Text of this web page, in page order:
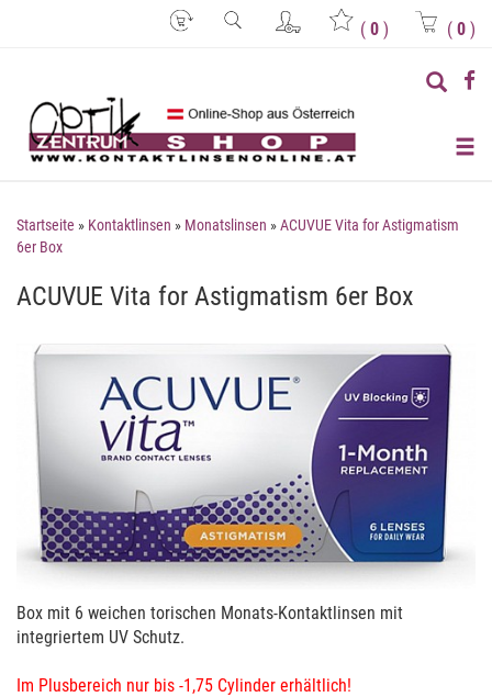
( 0 ) ( 0 )
Startseite » Kontaktlinsen » Monatslinsen »ACUVUE Vita for Astigmatism
6er Box
ACUVUE Vita for Astigmatism 6er Box
Box mit 6 weichen torischen Monats-Kontaktlinsen mit
integriertem UV Schutz.
Im Plusbereich nur bis -1,75 Cylinder erhältlich!